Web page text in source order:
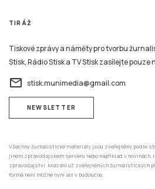
TIRÁŽ
Tiskové zprávy a náměty pro tvorbu
Stisk, Rádio Stisk a TV Stisk zasílejte pouze
email stisk.munimedia@gmail.com
NEWSLETTER
Všechny žurnalistické materiály jsou zveřejněny podle
jiném zpravodajském serveru nebo například v
zpravodajství. Mazání už zveřejněných žurnalistických
formě není možné nyní ani v budoucnu.